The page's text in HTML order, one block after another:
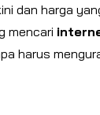
dan harga
mencari
harus